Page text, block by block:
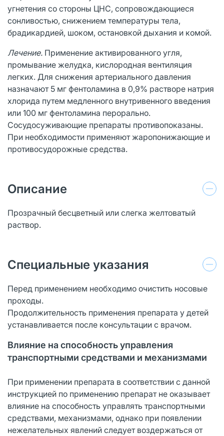
угнетения со стороны ЦНС, сопровождающиеся
сонливостью, снижением температуры тела,
брадикардией, шоком, остановкой дыхания и комой.
Лечение. Применение активированного угля,
промывание желудка, кислородная вентиляция
легких. Для снижения артериального давления
назначают 5 мг фентоламина в 0,9% растворе натрия
хлорида путем медленного внутривенного введения
или 100 мг фентоламина перорально.
Сосудосуживающие препараты противопоказаны.
При необходимости применяют жаропонижающие и
противосудорожные средства.
Описание
Прозрачный бесцветный или слегка желтоватый
раствор.
Специальные указания
Перед применением необходимо очистить носовые
проходы.
Продолжительность применения препарата у детей
устанавливается после консультации с врачом.
Влияние на способность управления
транспортными средствами и механизмами
При применении препарата в соответствии с данной
инструкцией по применению препарат не оказывает
влияние на способность управлять транспортными
средствами, механизмами, однако при появлении
нежелательных явлений следует воздержаться от